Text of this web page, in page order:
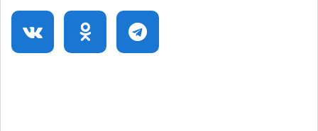
17:09
Астраханский котлован с мусором угрожает
плодородию Харабалинского района